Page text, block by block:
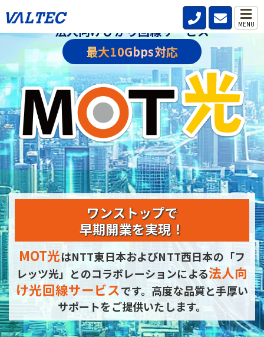
MENU
法人向けひかり回線サービス
最大10Gbps対応
ワンストップで
早期開業を実現！
MOT光はNTT東日本およびNTT西日本の 「フ
レッツ光」とのコラボレーションによる法人向
け光回線サービスです。 高度な品質と手厚い
サポートをご提供いたします。